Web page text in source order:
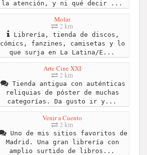
la atención, y ni qué decir ...
Molar
2 km
Librería, tienda de discos,
cómics, fanzines, camisetas y lo
que surja en La Latina/E...
Arte Cine XXI
2 km
Tienda antigua con auténticas
reliquias de póster de muchas
categorías. Da gusto ir y...
Venir a Cuento
2 km
Uno de mis sitios favoritos de
Madrid. Una gran librería con
amplio surtido de libros...